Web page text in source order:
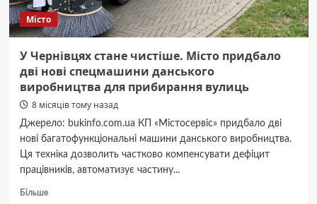
Місто
У Чернівцях стане чистіше. Місто придбало
дві нові спецмашини данського
виробництва для прибирання вулиць
8 місяців тому назад
Джерело: bukinfo.com.ua КП «Містосервіс» придбало дві
нові багатофункціональні машини данського виробництва.
Ця техніка дозволить частково компенсувати дефіцит
працівників, автоматизує частину...
БільшеДокладніше